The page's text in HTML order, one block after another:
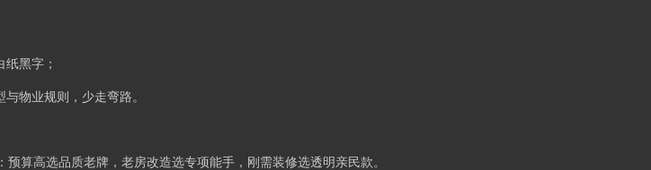
黑字；
物业规则，少走弯路。
预算高选品质老牌，老房改造选专项能手，刚需装修选透明亲民款。